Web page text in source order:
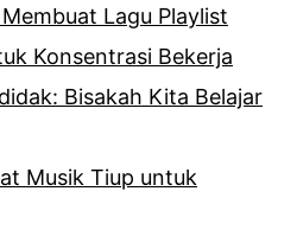
Lagu Playlist
Konsentrasi Bekerja
Bisakah Kita Belajar
Musik Tiup untuk